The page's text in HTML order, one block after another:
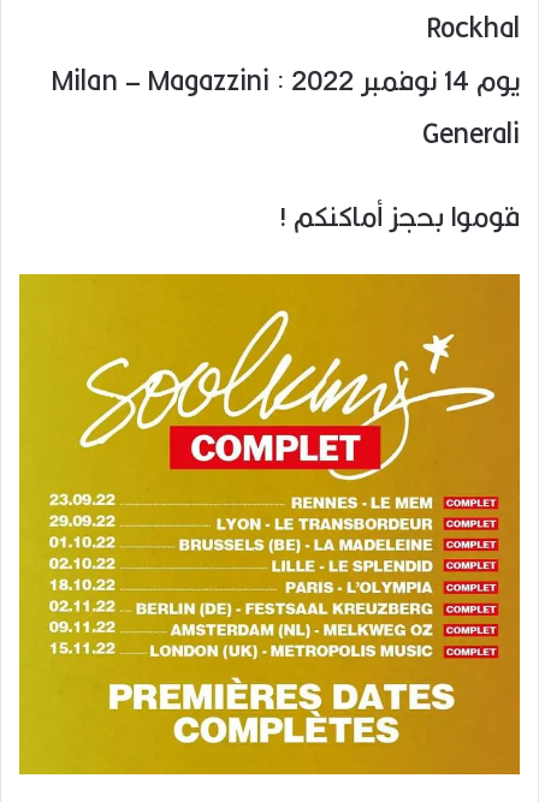
Rockhal
يوم 14 نوفمبر 2022 : Milan – Magazzini
Generali
قوموا بحجز أماكنكم !